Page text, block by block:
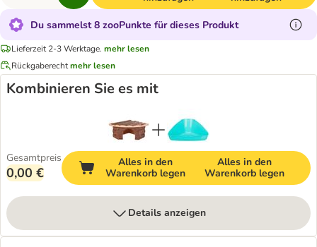
Du sammelst 8 zooPunkte für dieses Produkt
Lieferzeit 2-3 Werktage. mehr lesen
Rückgaberechtmehr lesen
Kombinieren Sie es mit
Gesamtpreis
0,00 €
Alles in den
Warenkorb legen
Alles in den
Warenkorb legen
Details anzeigen